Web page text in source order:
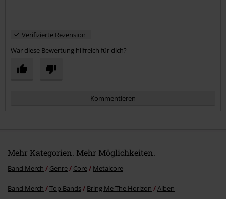
Verifizierte Rezension
War diese Bewertung hilfreich für dich?
Kommentieren
Mehr Kategorien. Mehr Möglichkeiten.
Band Merch Genre Core Metalcore
Band Merch Top Bands Bring Me The Horizon Alben